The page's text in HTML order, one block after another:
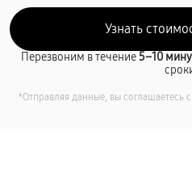
Перезвоним в течение5–10
*Отправляя данные, вы соглашаетесь с